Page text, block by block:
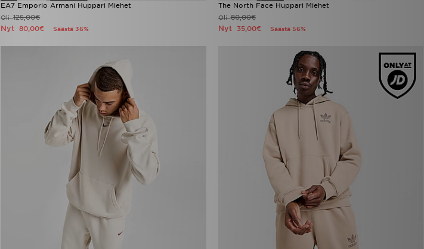
EA7 Emporio Armani Huppari Miehet
Oli125,00€
Nyt80,00€ Säästä 36%
The North Face Huppari Miehet
Oli80,00€
Nyt 35,00€ Säästä 56%